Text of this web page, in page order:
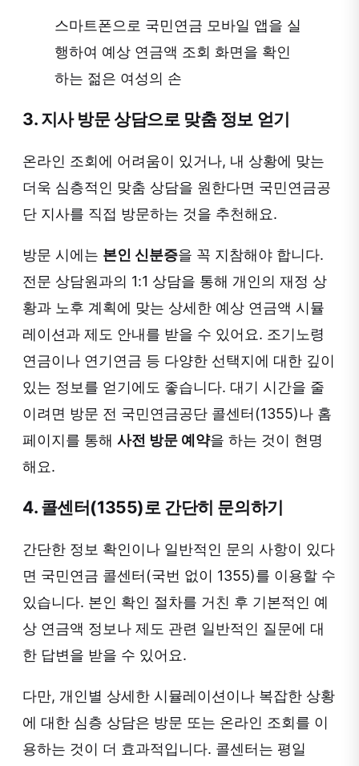
스마트폰으로 국민연금 모바일 앱을 실
행하여 예상 연금액 조회 화면을 확인
하는 젊은 여성의 손
3. 지사 방문 상담으로 맞춤 정보 얻기
온라인 조회에 어려움이 있거나, 내 상황에 맞는
더욱 심층적인 맞춤 상담을 원한다면 국민연금공
단 지사를 직접 방문하는 것을 추천해요.
방문 시에는 본인 신분증을 꼭 지참해야 합니다.
전문 상담원과의 1:1 상담을 통해 개인의 재정 상
황과 노후 계획에 맞는 상세한 예상 연금액 시뮬
레이션과 제도 안내를 받을 수 있어요. 조기노령
연금이나 연기연금 등 다양한 선택지에 대한 깊이
있는 정보를 얻기에도 좋습니다. 대기 시간을 줄
이려면 방문 전 국민연금공단 콜센터(1355)나 홈
페이지를 통해 사전 방문 예약을 하는 것이 현명
해요.
4. 콜센터(1355)로 간단히 문의하기
간단한 정보 확인이나 일반적인 문의 사항이 있다
면 국민연금 콜센터(국번 없이 1355)를 이용할 수
있습니다. 본인 확인 절차를 거친 후 기본적인 예
상 연금액 정보나 제도 관련 일반적인 질문에 대
한 답변을 받을 수 있어요.
다만, 개인별 상세한 시뮬레이션이나 복잡한 상황
에 대한 심층 상담은 방문 또는 온라인 조회를 이
용하는 것이 더 효과적입니다. 콜센터는 평일